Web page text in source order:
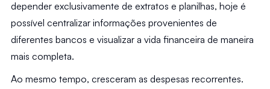
depender exclusivamente de extratos e planilhas, hoje é
possível centralizar informações provenientes de
diferentes bancos e visualizar a vida financeira de maneira
mais completa.
Ao mesmo tempo, cresceram as despesas recorrentes.